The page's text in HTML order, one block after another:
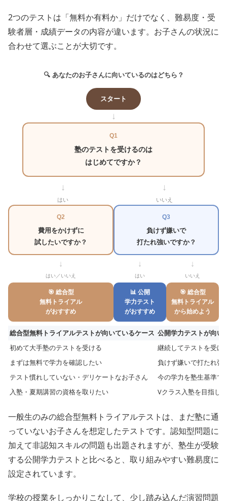
2つのテストは「無料か有料か」だけでなく、難易度・受
験者層・成績データの内容が違います。お子さんの状況に
合わせて選ぶことが大切です。
🔍 あなたのお子さんに向いているのはどちら？
スタート
↓
Q1
塾のテストを受けるのは
はじめてですか？
↓
はい
↓
いいえ
Q2
費用をかけずに
試したいですか？
↓
はい／いいえ
🎯 総合型
無料トライアル
がおすすめ
Q3
負けず嫌いで
打たれ強いですか？
↓
はい
📊 公開
学力テスト
がおすすめ
↓
いいえ
🎯 総合型
無料トライアル
から始めよう
総合型無料トライアルテストが向いているケース 公開学力テストが向い
初めて大手塾のテストを受ける
継続してテストを受け
まずは無料で学力を確認したい
負けず嫌いで打たれ強
テスト慣れしていない・デリケートなお子さん
今の学力を塾生基準で
入塾・夏期講習の資格を取りたい
Vクラス入塾を目指し
一般生のみの総合型無料トライアルテストは、まだ塾に通
っていないお子さんを想定したテストです。認知型問題に
加えて非認知スキルの問題も出題されますが、塾生が受験
する公開学力テストと比べると、取り組みやすい難易度に
設定されています。
学校の授業をしっかりこなして、少し踏み込んだ演習問題